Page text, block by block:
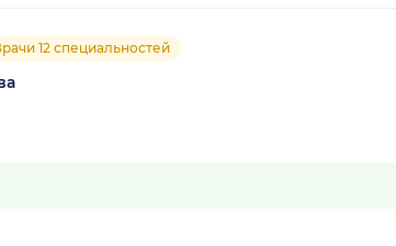
12 специальностей